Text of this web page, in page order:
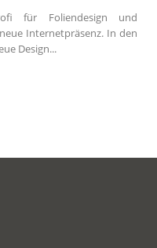
für Foliendesign und
Internetpräsenz. In den
Design...